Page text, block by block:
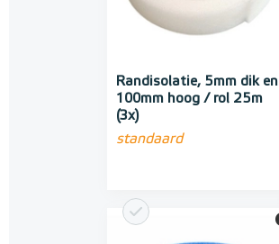
Randisolatie, 5mm dik en
100mm hoog / rol 25m
(3x)
standaard